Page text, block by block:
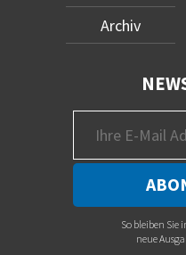
Archiv
So bleiben
neue